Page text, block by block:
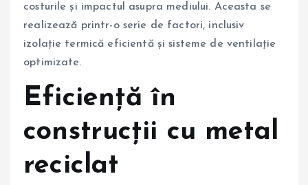
costurile și impactul asupra mediului. Aceasta se
realizează printr-o serie de factori, inclusiv
izolație termică eficientă și sisteme de ventilație
optimizate.
Eficiență în
construcții cu metal
reciclat